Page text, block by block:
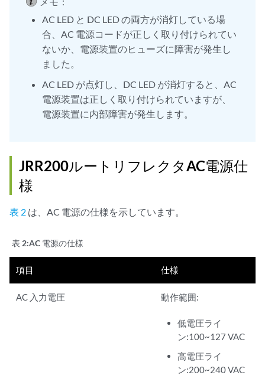
AC LED と DC LED の両方が消灯している場
合、AC 電源コードが正しく取り付けられてい
ないか、電源装置のヒューズに障害が発生し
ました。
AC LED が点灯し、DC LED が消灯すると、AC
電源装置は正しく取り付けられていますが、
電源装置に内部障害が発生します。
JRR200ルートリフレクタAC電源仕
様
表 2 は、AC 電源の仕様を示しています。
表 2:AC 電源の仕様
項目 仕様
AC 入力電圧 動作範囲:
低電圧ライ
ン:100~127 VAC
高電圧ライ
ン:200~240 VAC